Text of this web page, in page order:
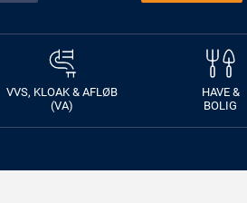
VVS, KLOAK & AFLØB
(VA)
HAVE &
BOLIG